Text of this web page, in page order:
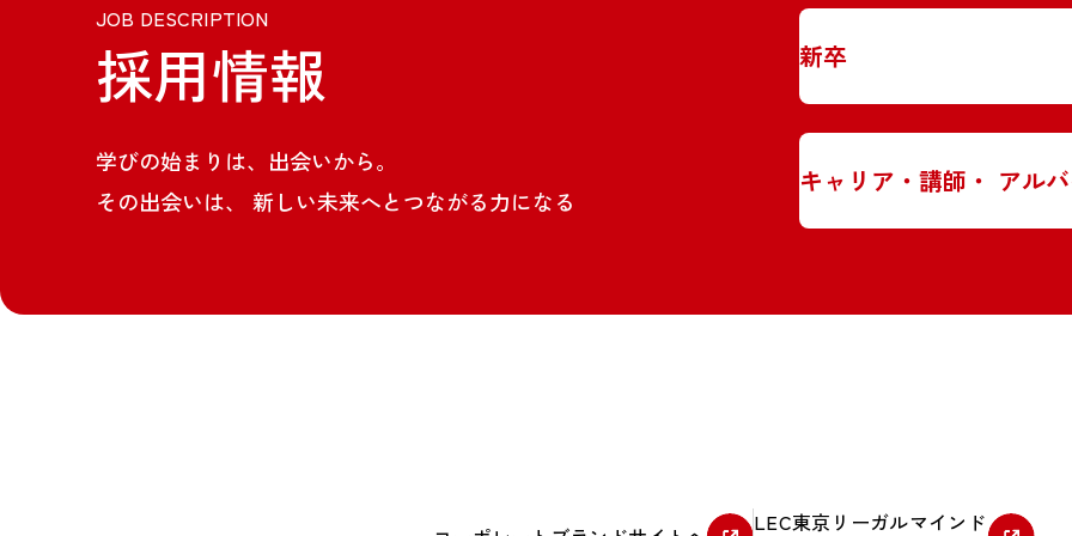
JOB DESCRIPTION
採用情報
学びの始まりは、出会いから。
その出会いは、 新しい未来へとつながる力になる
新卒
キャリア・講師・ アル
LEC東京リーガルマインド